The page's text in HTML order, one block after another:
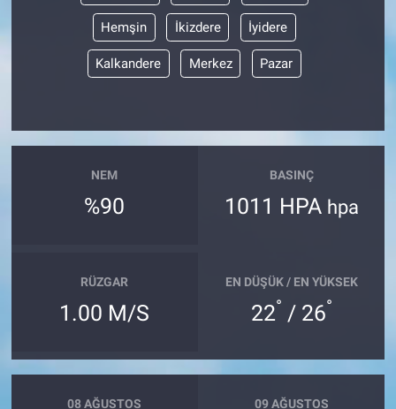
Hemşin İkizdere İyidere
Kalkandere Merkez Pazar
NEM
%90
BASINÇ
1011 HPA hpa
RÜZGAR
1.00 M/S
EN DÜŞÜK / EN YÜKSEK
22° / 26°
08 AĞUSTOS 09 AĞUSTOS